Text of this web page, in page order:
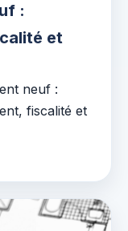
:
et
neuf :
fiscalité et